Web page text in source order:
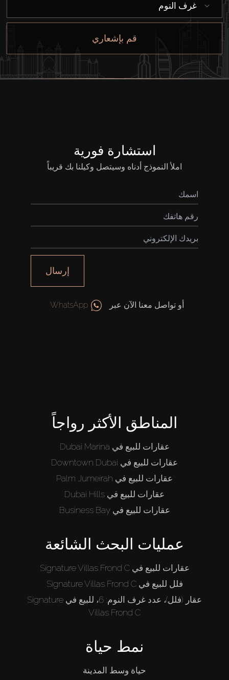
قيد الإنشاء
غرف النوم
قم بإشعاري
استشارة فورية
املأ النموذج أدناه وسيتصل وكيلنا بك قريباً
إرسال
أو تواصل معنا الآن عبر WhatsApp
المناطق الأكثر رواجاً
عقارات للبيع في Dubai Marina
عقارات للبيع في Downtown Dubai
عقارات للبيع في Palm Jumeirah
عقارات للبيع في Dubai Hills
عقارات للبيع في Business Bay
عمليات البحث الشائعة
عقارات للبيع في Signature Villas Frond C
فلل للبيع في Signature Villas Frond C
عقار (فلل)، عدد غرف النوم: 6، للبيع في Signature
Villas Frond C
نمط حياة
حياة وسط المدينة